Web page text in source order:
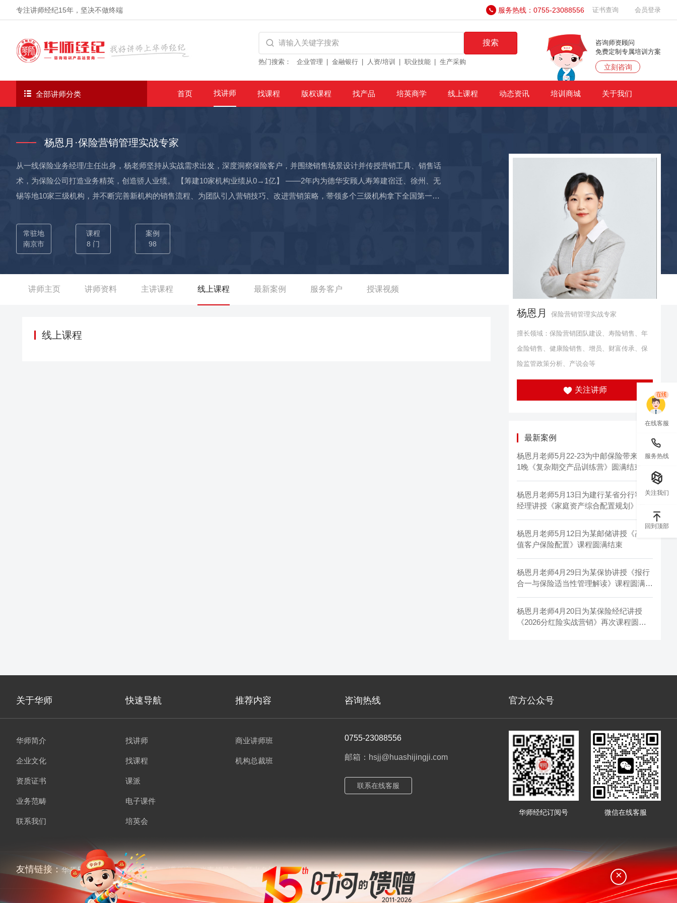
专注讲师经纪15年 ，坚决不做终端 服务热线：0755-23088556 证书查询 会员登录
搜索
热门搜索： 企业管理 金融银行 人资/培训 职业技能 生产采购
咨询师资顾问
免费定制专属培训方案
立刻咨询
全部讲师分类 首页 找讲师 找课程 版权课程 找产品 培英商学 线上课程 动态资讯 培训商城 关于我们
杨恩月·保险营销管理实战专家
从一线保险业务经理/主任出身，杨老师坚持从实战需求出发，深度洞察保险客户，并围绕销售场景设计并传授营销工具、销售话
术，为保险公司打造业务精英，创造骄人业绩。 【筹建10家机构业绩从0→1亿】 ——2年内为德华安顾人寿筹建宿迁、徐州、无
锡等地10家三级机构，并不断完善新机构的销售流程、为团队引入营销技巧、改进营销策略，带领多个三级机构拿下全国第一，
（创新班5天-新人衔接训练20天-晋升团60天-新晋主管培训3天），设计保险营销实战工具10+套，助力新人达成首月100%出单，9
0天60%晋升率； 【培育业务精英数百人】 ——为德华安顾人寿开展《PPM卓越经理人》、《TAP顶尖赢家》、COP等课程70
+期，培养精英主管100+位，业务精英3000+人，10余位三级机构负责人； ——为东吴人寿开展《步步为赢有效增员》《外勤团队
人寿开展《NBSS需求导向销售》、《PPM卓越经理人》、《有效增员》等课程100+期，培养精英主管40+位，业务精英300+
师等绩优认证体系，是讲师培养体系的核心授课讲师
常驻地
南京市
课程
8 门
案例
98
讲师主页 讲师资料 主讲课程 线上课程 最新案例 服务客户 授课视频
线上课程
杨恩月 保险营销管理实战专家
擅长领域：保险营销团队建设、寿险销售、年
金险销售、健康险销售、增员、财富传承、保
险监管政策分析、产说会等
关注讲师
最新案例
杨恩月老师5月22-23为中邮保险带来2天
1晚《复杂期交产品训练营》圆满结束
杨恩月老师5月13日为建行某省分行客户
经理讲授《家庭资产综合配置规划》课程
杨恩月老师5月12日为某邮储讲授《高净
值客户保险配置》课程圆满结束
杨恩月老师4月29日为某保协讲授《报行
合一与保险适当性管理解读》课程圆满结
杨恩月老师4月20日为某保险经纪讲授
《2026分红险实战营销》再次课程圆满
关于华师 快速导航 推荐内容 咨询热线 官方公众号
华师简介
企业文化
资质证书
业务范畴
联系我们
找讲师
找课程
课派
电子课件
培英会
商业讲师班
机构总裁班
0755-23088556
邮箱：hsjj@huashijingji.com
联系在线客服
华师经纪订阅号 微信在线客服
友情链接：华师兄弟 讲师经纪 培博会 课师宝 当责领导力 师出名门
在线客服
服务热线
关注我们
回到顶部
×